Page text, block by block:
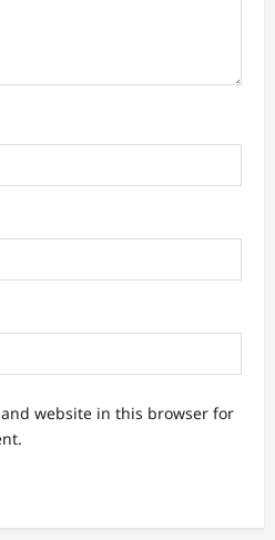
website in this browser for